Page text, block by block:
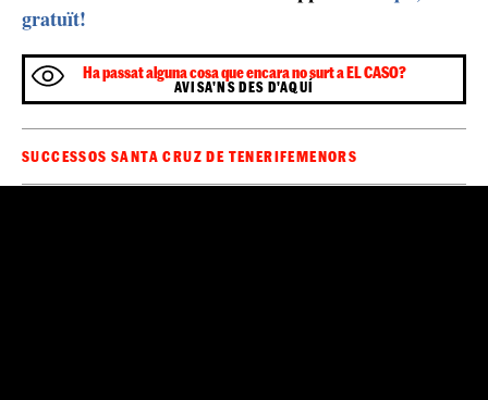
gratuït!
Ha passat alguna cosa que encara no surt a EL CASO?
AVISA'NS DES D'AQUÍ
SUCCESSOS SANTA CRUZ DE TENERIFEMENORS